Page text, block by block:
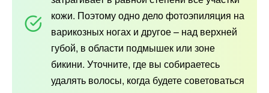
кожи. Поэтому одно дело фотоэпиляция на
варикозных ногах и другое – над верхней
губой, в области подмышек или зоне
бикини. Уточните, где вы собираетесь
удалять волосы, когда будете советоваться